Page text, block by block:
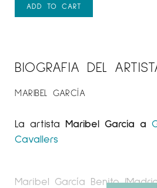
ADD TO CART
BIOGRAFIA DEL
MARIBEL GARCÍA
La artista Maribel García a
Cavallers
Maribel García Benito